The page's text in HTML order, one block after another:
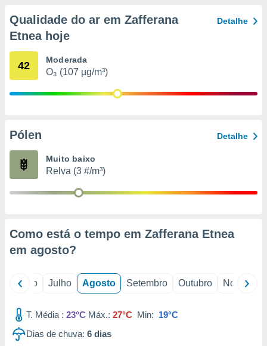
através
estudos
Qualidade do ar em Zafferana
Etnea hoje
Detalhe
42 Moderada
O₃ (107 µg/m³)
Pólen Detalhe
Muito baixo
Relva (3 #/m³)
Como está o tempo em Zafferana Etnea
em agosto?
Junho Julho Agosto Setembro Outubro Novembro
T. Média : 23°C Máx.: 27°C Min: 19°C
Dias de chuva: 6 dias